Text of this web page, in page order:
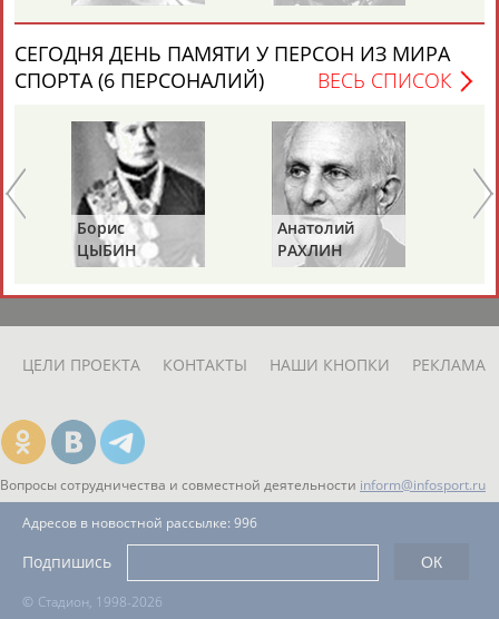
Камалудин
АБДУЛДАУДОВ
Абдула
АБДУЛЖАЛИЛОВ
Магомед
АБДУЛКАГИРОВ
Назир
АБДУЛЛАЕВ
24 персон из 13181
ЕЩЁ ПЕРСОНЫ
ЦЕЛИ ПРОЕКТА КОНТАКТЫ НАШИ КНОПКИ РЕКЛАМА
Вопросы сотрудничества и совместной деятельности inform@infosport.ru
© Стадион, 1998-2026
Адресов в новостной рассылке: 996
Подпишись
СЕГОДНЯ ДЕНЬ ПАМЯТИ У ПЕРСОН ИЗ МИРА
СПОРТА (6 ПЕРСОНАЛИЙ)
ВЕСЬ СПИСОК
Борис
ЦЫБИН
Анатолий
РАХЛИН